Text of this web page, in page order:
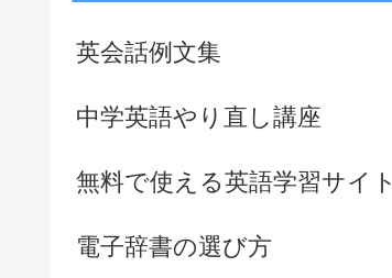
英会話例文集
中学英語やり直し講座
無料で使える英語学習サイト
電子辞書の選び方